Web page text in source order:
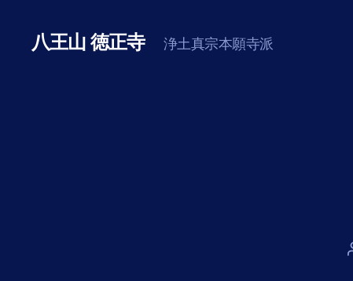
八王山 徳正寺 浄土真宗本願寺派